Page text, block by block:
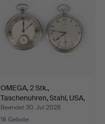
OMEGA, 2 Stk.,
Taschenuhren, Stahl, USA,
2…
Beendet 30. Jul 2026
18 Gebote